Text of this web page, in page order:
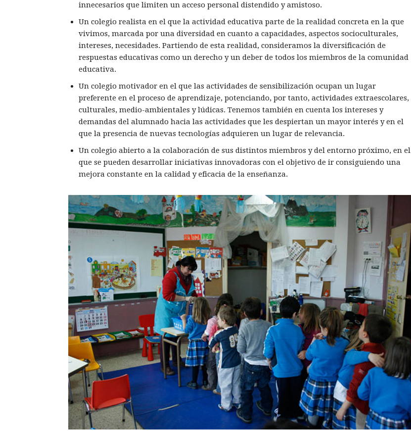
innecesarios que limiten un acceso personal distendido y amistoso.
Un colegio realista en el que la actividad educativa parte de la realidad concreta en la que
vivimos, marcada por una diversidad en cuanto a capacidades, aspectos socioculturales,
intereses, necesidades. Partiendo de esta realidad, consideramos la diversificación de
respuestas educativas como un derecho y un deber de todos los miembros de la comunidad
educativa.
Un colegio motivador en el que las actividades de sensibilización ocupan un lugar
preferente en el proceso de aprendizaje, potenciando, por tanto, actividades extraescolares,
culturales, medio-ambientales y lúdicas. Tenemos también en cuenta los intereses y
demandas del alumnado hacia las actividades que les despiertan un mayor interés y en el
que la presencia de nuevas tecnologías adquieren un lugar de relevancia.
Un colegio abierto a la colaboración de sus distintos miembros y del entorno próximo, en el
que se pueden desarrollar iniciativas innovadoras con el objetivo de ir consiguiendo una
mejora constante en la calidad y eficacia de la enseñanza.